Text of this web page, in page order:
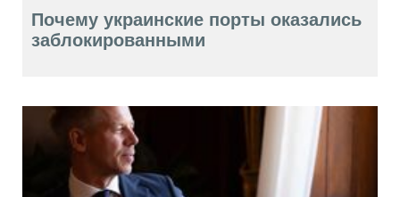
Почему украинские порты оказались
заблокированными